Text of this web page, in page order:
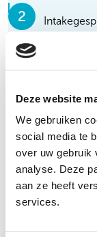
Deze website
We gebruiken
social media te
over uw gebruik
analyse. Deze
aan ze heeft
services.
Start
Het verhaal van
De eerste keer
bij een vriend
stappen een